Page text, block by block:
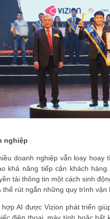
nghiệp
doanh nghiệp vẫn loay
khả năng tiếp cận khách
tải thông tin một cách sinh
rút ngắn những quy trình vận
hợp AI được Vizion phát triển